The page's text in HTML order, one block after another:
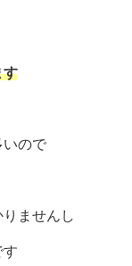
す
いので
ませんし
す